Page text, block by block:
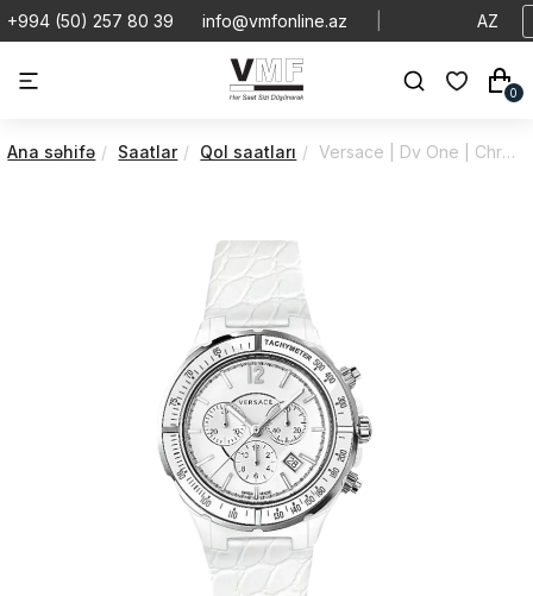
+994 (50) 257 80 39 info@vmfonline.az AZ
0
Ana səhifə Saatlar Qol saatları Versace | Dv One | Chronograph | 28CCS1D001S001